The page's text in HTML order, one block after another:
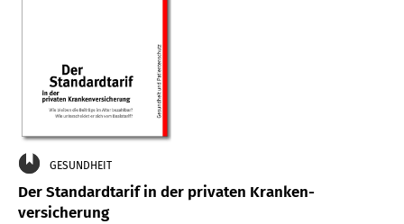
GESUNDHEIT
Der Standard­tarif in der privaten Kranken­
versicherung